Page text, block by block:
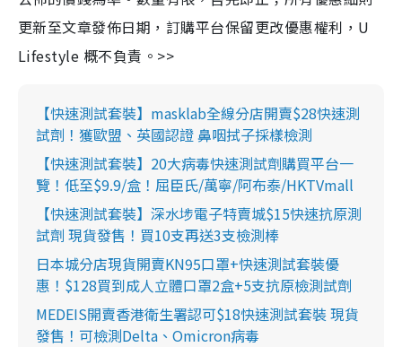
更新至文章發佈日期，訂購平台保留更改優惠權利，U
Lifestyle 概不負責。>>
【快速測試套裝】masklab全線分店開賣$28快速測
試劑！獲歐盟、英國認證 鼻咽拭子採樣檢測
【快速測試套裝】20大病毒快速測試劑購買平台一
覽！低至$9.9/盒！屈臣氏/萬寧/阿布泰/HKTVmall
【快速測試套裝】深水埗電子特賣城$15快速抗原測
試劑 現貨發售！買10支再送3支檢測棒
日本城分店現貨開賣KN95口罩+快速測試套裝優
惠！$128買到成人立體口罩2盒+5支抗原檢測試劑
MEDEIS開賣香港衛生署認可$18快速測試套裝 現貨
發售！可檢測Delta、Omicron病毒